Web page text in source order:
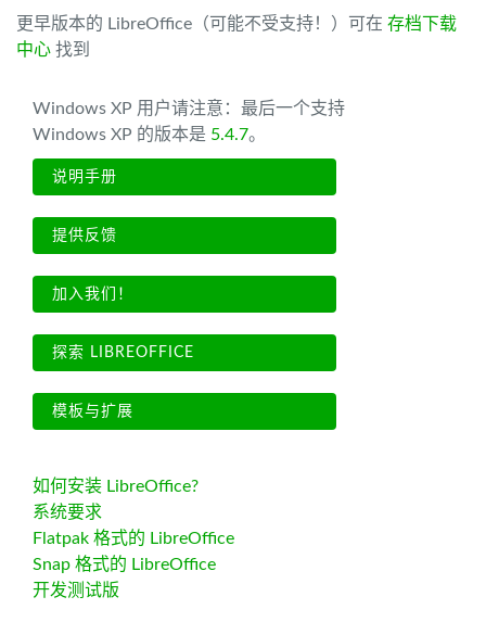
更早版本的 LibreOffice（可能不受支持！）可在 存档下载
中心 找到
Windows XP 用户请注意：最后一个支持
Windows XP 的版本是 5.4.7。
说明手册
提供反馈
加入我们！
探索 LIBREOFFICE
模板与扩展
如何安装 LibreOffice?
系统要求
Flatpak 格式的 LibreOffice
Snap 格式的 LibreOffice
开发测试版